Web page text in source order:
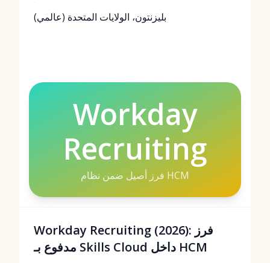
بليزنتون، الولايات المتحدة (عالمي)
Workday
Recruiting
فرز أصيل ضمن نظام HCM
Workday Recruiting (2026): فرز
مدفوع بـ Skills Cloud داخل HCM